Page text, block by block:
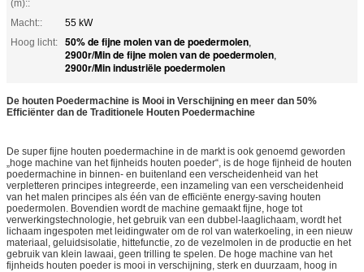
(m)::
Macht::
55 kW
Hoog licht:
50% de fijne molen van de poedermolen,
2900r/Min de fijne molen van de poedermolen,
2900r/Min industriële poedermolen
De houten Poedermachine is Mooi in Verschijning en meer dan 50%
Efficiënter dan de Traditionele Houten Poedermachine
De super fijne houten poedermachine in de markt is ook genoemd geworden
„hoge machine van het fijnheids houten poeder“, is de hoge fijnheid de houten
poedermachine in binnen- en buitenland een verscheidenheid van het
verpletteren principes integreerde, een inzameling van een verscheidenheid
van het malen principes als één van de efficiënte energy-saving houten
poedermolen. Bovendien wordt de machine gemaakt fijne, hoge tot
verwerkingstechnologie, het gebruik van een dubbel-laaglichaam, wordt het
lichaam ingespoten met leidingwater om de rol van waterkoeling, in een nieuw
materiaal, geluidsisolatie, hittefunctie, zo de vezelmolen in de productie en het
gebruik van klein lawaai, geen trilling te spelen. De hoge machine van het
fijnheids houten poeder is mooi in verschijning, sterk en duurzaam, hoog in